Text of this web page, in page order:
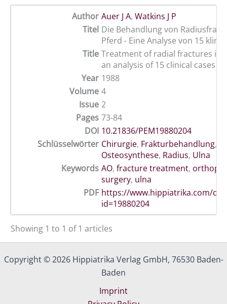
Author Auer J A, Watkins J P
Titel Die Behandlung von
Pferd - Eine Analyse von 15
Title Treatment of radial fractures in
an analysis of 15 clinical cases
Year 1988
Volume 4
Issue 2
Pages 73-84
DOI 10.21836/PEM19880204
Schlüsselwörter Chirurgie, Frakturbehandlung,
Osteosynthese, Radius, Ulna
Keywords AO, fracture treatment,
surgery, ulna
PDF https://www.hippiatrika.com/
id=19880204
Showing 1 to 1 of 1 articles
Copyright © 2026 Hippiatrika Verlag GmbH, 76530 Baden-
Baden
Imprint